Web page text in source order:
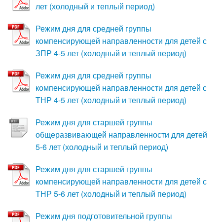
лет (холодный и теплый период)
Режим дня для средней группы
компенсирующей направленности для детей с
ЗПР 4-5 лет (холодный и теплый период)
Режим дня для средней группы
компенсирующей направленности для детей с
ТНР 4-5 лет (холодный и теплый период)
Режим дня для старшей группы
общеразвивающей направленности для детей
5-6 лет (холодный и теплый период)
Режим дня для старшей группы
компенсирующей направленности для детей с
ТНР 5-6 лет (холодный и теплый период)
Режим дня подготовительной группы